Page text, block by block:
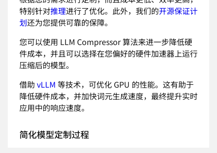
特别针对推理进行了优化。此外，我们的开源保证计
划还为您提供可靠的保障。
您可以使用 LLM Compressor 算法来进一步降低硬
件成本，并且可以选择在您偏好的硬件加速器上运行
压缩后的模型。
借助 vLLM 等技术，可优化 GPU 的性能。这有助于
降低硬件成本，并加快词元生成速度，最终提升实时
应用中的响应速度。
简化模型定制过程